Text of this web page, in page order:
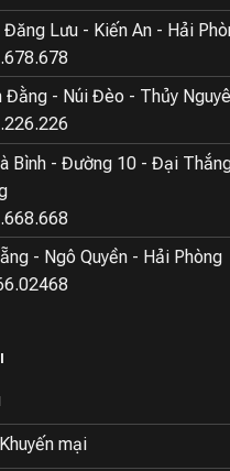
Đăng Lưu - Kiến An - Hải
Đằng - Núi Đèo - Thủy
Bình - Đường 10 - Đại
- Ngô Quyền - Hải Phòng
mại